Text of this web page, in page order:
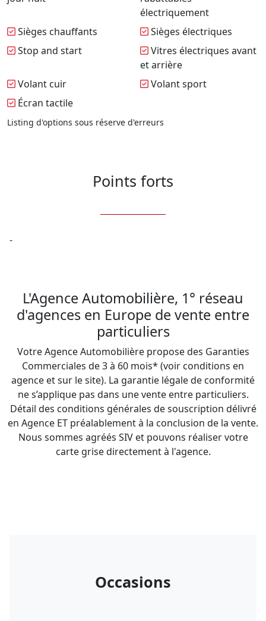
électriquement
Sièges chauffants
Sièges électriques
Stop and start
Vitres électriques avant
et arrière
Volant cuir
Volant sport
Écran tactile
Listing d'options sous réserve d'erreurs
Points forts
L'Agence Automobilière, 1° réseau
d'agences en Europe de vente entre
particuliers
Votre Agence Automobilière propose des Garanties
Commerciales de 3 à 60 mois* (voir conditions en
agence et sur le site). La garantie légale de conformité
ne s’applique pas dans une vente entre particuliers.
Détail des conditions générales de souscription délivré
en Agence ET préalablement à la conclusion de la vente.
Nous sommes agréés SIV et pouvons réaliser votre
carte grise directement à l'agence.
Occasions